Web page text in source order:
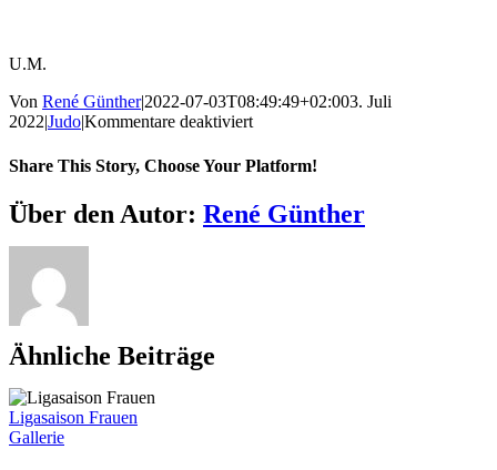
U.M.
Von René Günther|2022-07-03T08:49:49+02:003. Juli
2022|Judo|Kommentare deaktiviertfür
Lichtenberger
Neckar
Share This Story, Choose Your Platform!
Facebook
X
Reddit
LinkedIn
WhatsApp
Telegram
Tumblr
Pinterest
Vk
Xing
E-
Mail
Über den Autor: René Günther
Ähnliche Beiträge
Ligasaison Frauen
Gallerie